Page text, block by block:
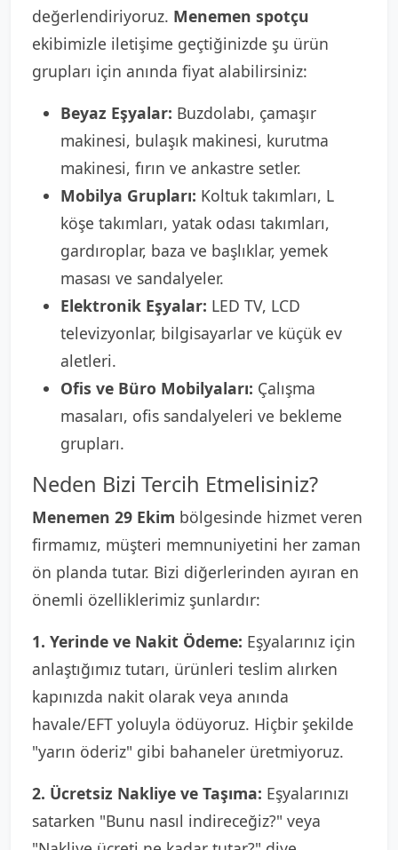
değerlendiriyoruz. Menemen spotçu
ekibimizle iletişime geçtiğinizde şu ürün
grupları için anında fiyat alabilirsiniz:
Beyaz Eşyalar: Buzdolabı, çamaşır
makinesi, bulaşık makinesi, kurutma
makinesi, fırın ve ankastre setler.
Mobilya Grupları: Koltuk takımları, L
köşe takımları, yatak odası takımları,
gardıroplar, baza ve başlıklar, yemek
masası ve sandalyeler.
Elektronik Eşyalar: LED TV, LCD
televizyonlar, bilgisayarlar ve küçük ev
aletleri.
Ofis ve Büro Mobilyaları: Çalışma
masaları, ofis sandalyeleri ve bekleme
grupları.
Neden Bizi Tercih Etmelisiniz?
Menemen 29 Ekim bölgesinde hizmet veren
firmamız, müşteri memnuniyetini her zaman
ön planda tutar. Bizi diğerlerinden ayıran en
önemli özelliklerimiz şunlardır:
1. Yerinde ve Nakit Ödeme: Eşyalarınız için
anlaştığımız tutarı, ürünleri teslim alırken
kapınızda nakit olarak veya anında
havale/EFT yoluyla ödüyoruz. Hiçbir şekilde
"yarın öderiz" gibi bahaneler üretmiyoruz.
2. Ücretsiz Nakliye ve Taşıma: Eşyalarınızı
satarken "Bunu nasıl indireceğiz?" veya